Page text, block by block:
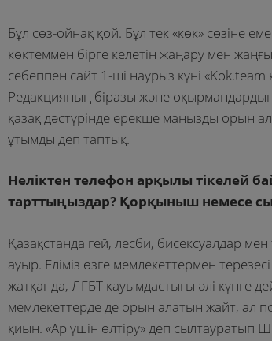
Бұл сөз-ойнақ қой. Бұл тек «көк» сөзіне
көктеммен бірге келетін жаңару мен
себеппен сайт 1-ші наурыз күні
Редакцияның біразы және оқырмандардың
қазақ дәстүрінде ерекше маңызды орын
ұтымды деп таптық.
Неліктен телефон арқылы тікелей
тарттыңыздар? Қорқыныш немесе
Қазақстанда гей, лесби, бисексуалдар
ауыр. Еліміз өзге мемлекеттермен
жатқанда, ЛГБТ қауымдастығы әлі күнге
мемлекеттерде де орын алатын жайт, ал
қиын. «Ар үшін өлтіру» деп сылтауратып